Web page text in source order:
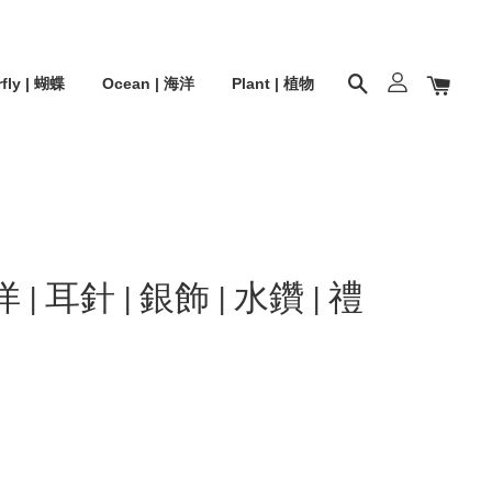
| 蝴蝶 Ocean | 海洋 Plant | 植物
| 耳針 | 銀飾 | 水鑽 | 禮